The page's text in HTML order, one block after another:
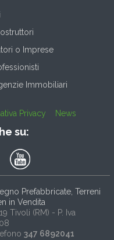
o Imprese
Immobiliari
Privacy News
su:
Prefabbricate, Terreni
in Vendita
Tivoli (RM) - P. Iva
347 6892041